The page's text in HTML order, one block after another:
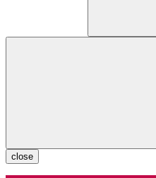
close